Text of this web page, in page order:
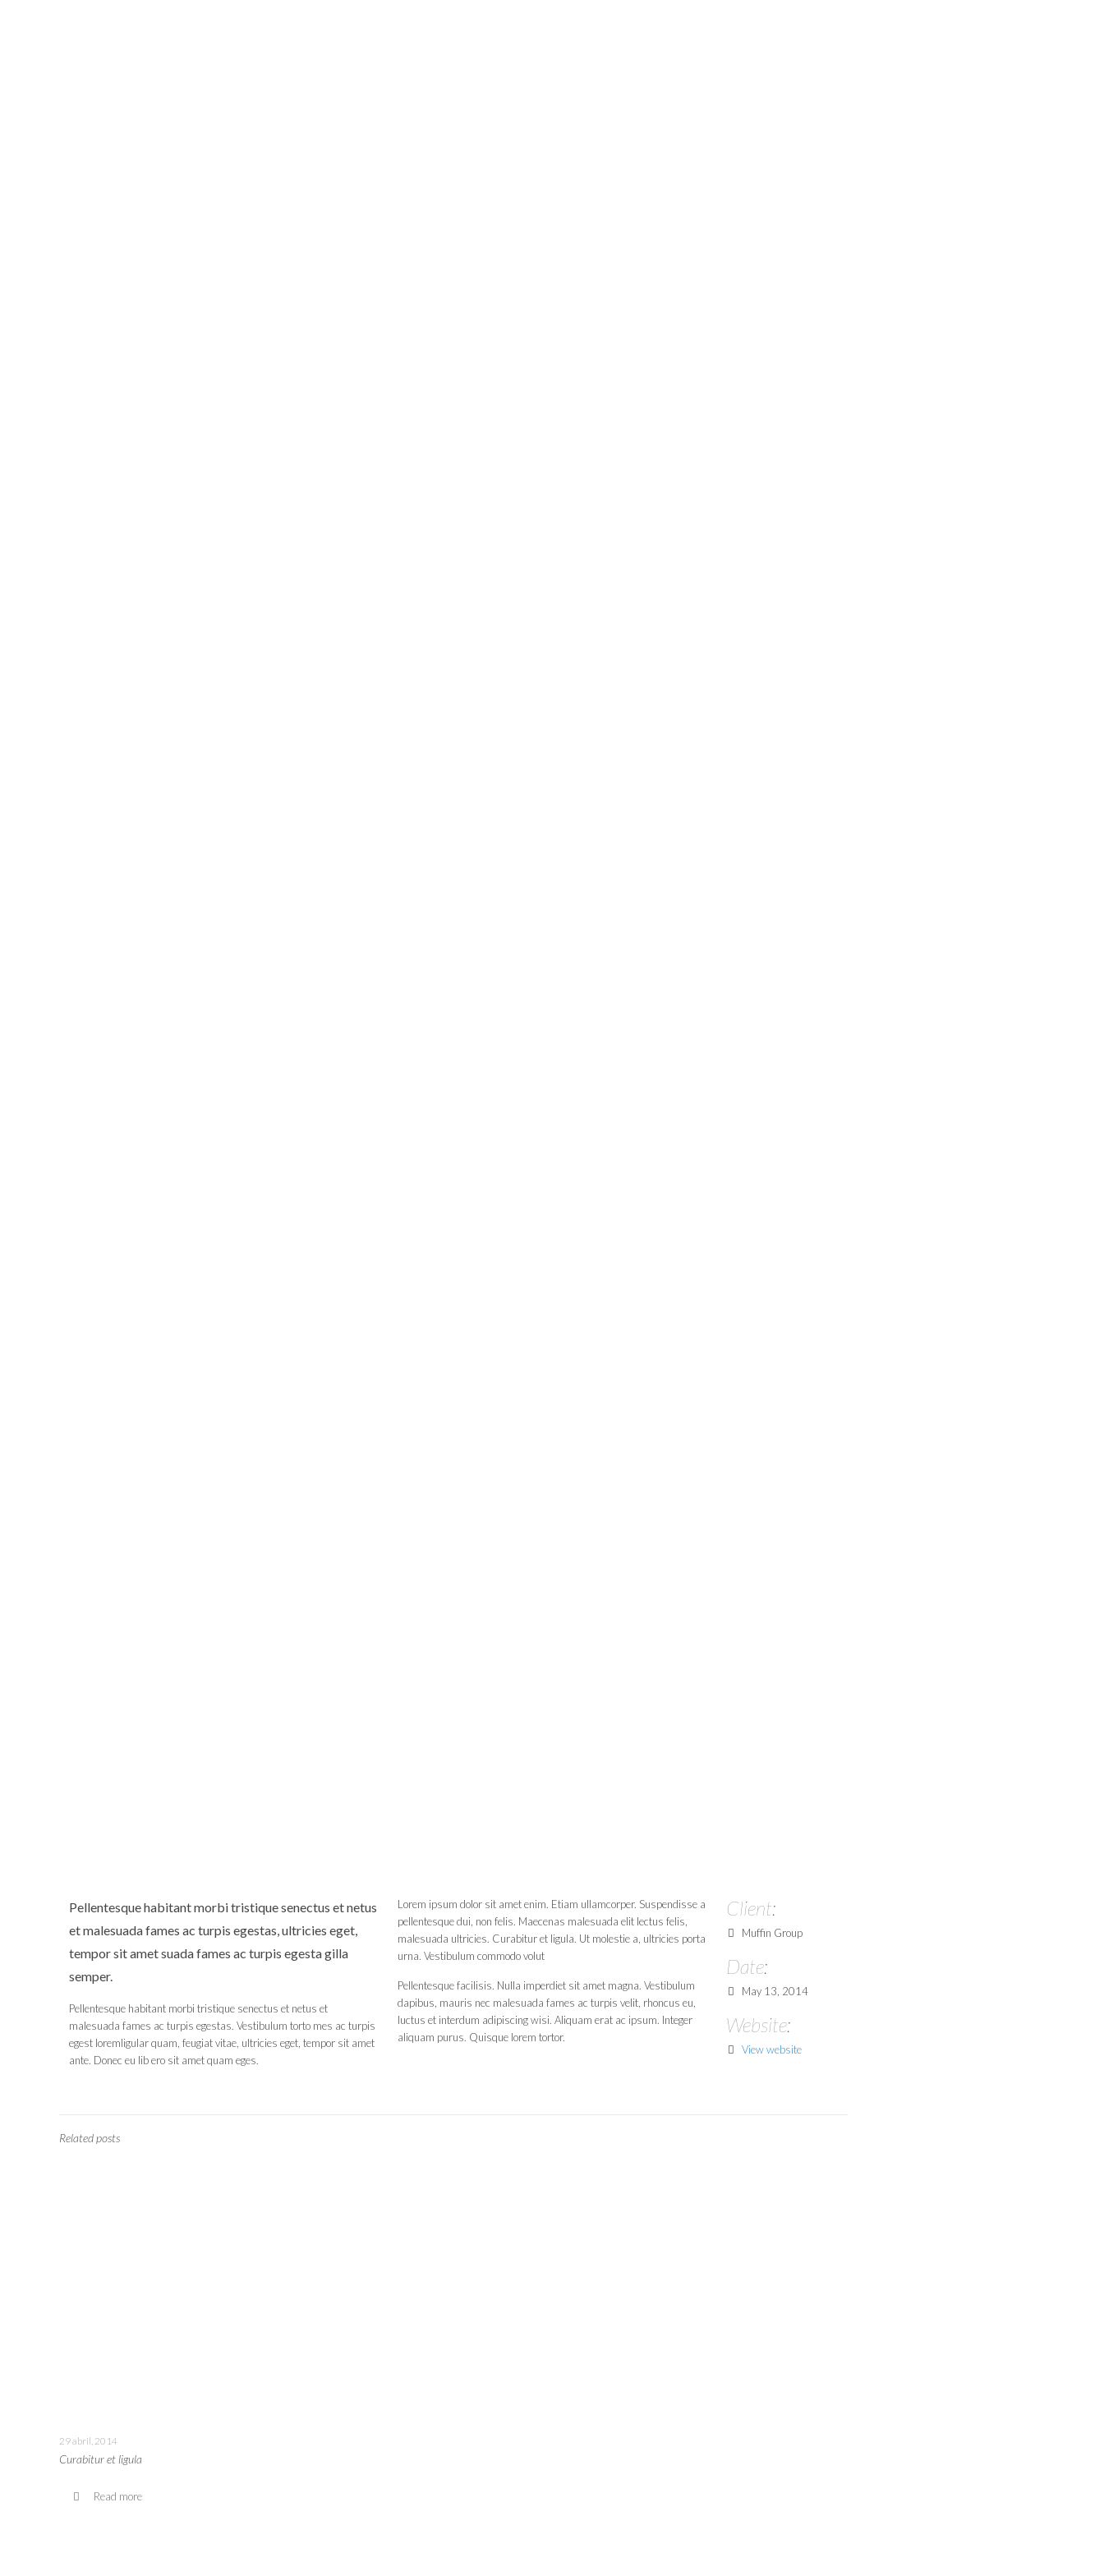
Pellentesque habitant morbi tristique senectus et netus
et malesuada fames ac turpis egestas, ultricies eget,
tempor sit amet suada fames ac turpis egesta gilla
semper.
Pellentesque habitant morbi tristique senectus et netus et
malesuada fames ac turpis egestas. Vestibulum torto mes ac turpis
egest loremligular quam, feugiat vitae, ultricies eget, tempor sit amet
ante. Donec eu lib ero sit amet quam eges.
Lorem ipsum dolor sit amet enim. Etiam ullamcorper. Suspendisse a
pellentesque dui, non felis. Maecenas malesuada elit lectus felis,
malesuada ultricies. Curabitur et ligula. Ut molestie a, ultricies porta
urna. Vestibulum commodo volut
Pellentesque facilisis. Nulla imperdiet sit amet magna. Vestibulum
dapibus, mauris nec malesuada fames ac turpis velit, rhoncus eu,
luctus et interdum adipiscing wisi. Aliquam erat ac ipsum. Integer
aliquam purus. Quisque lorem tortor.
Client:
Muffin Group
Date:
May 13, 2014
Website:
View website
Related posts
29 abril, 2014
Curabitur et ligula
Read more